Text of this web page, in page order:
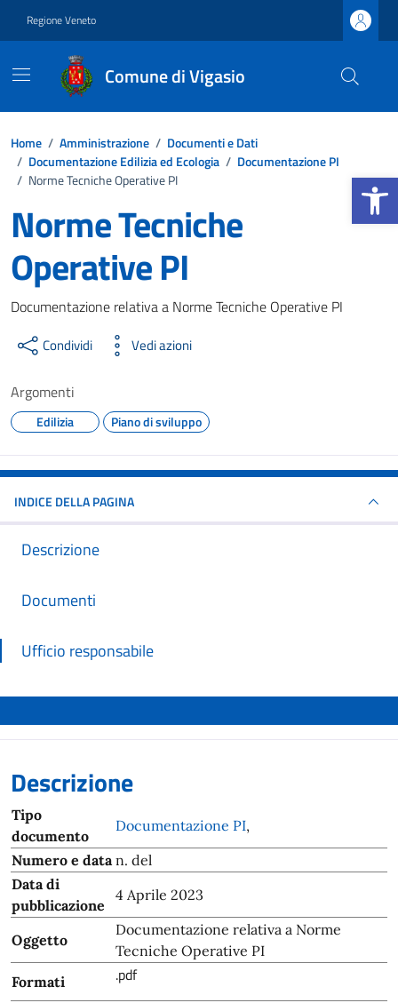
Apri la
Regione Veneto
Comune di Vigasio
Home / Amministrazione / Documenti e Dati
/ Documentazione Edilizia ed Ecologia / Documentazione PI
/ Norme Tecniche Operative PI
Norme Tecniche
Operative PI
Dettagli del documento
Documentazione relativa a Norme Tecniche Operative PI
Condividi Vedi azioni
Argomenti
Edilizia Piano di sviluppo
INDICE DELLA PAGINA
Descrizione
Documenti
Ufficio responsabile
Descrizione
Tipo
documento
Documentazione PI,
Numero e data n. del
Data di
pubblicazione
4 Aprile 2023
Oggetto
Documentazione relativa a Norme
Tecniche Operative PI
Formati
.pdf